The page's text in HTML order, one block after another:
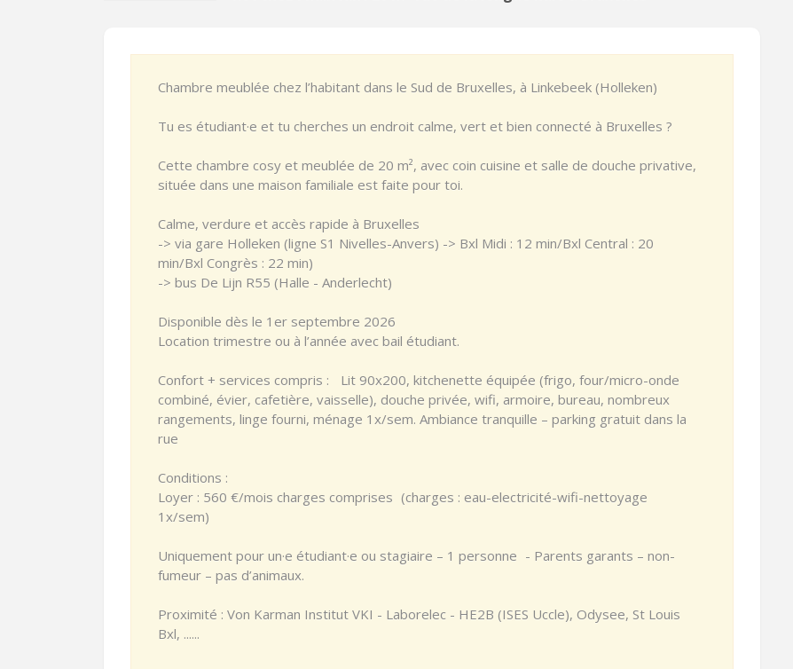
Chambre meublée chez l’habitant dans le Sud de Bruxelles, à Linkebeek (Holleken)
Tu es étudiant·e et tu cherches un endroit calme, vert et bien connecté à Bruxelles ?
Cette chambre cosy et meublée de 20 m², avec coin cuisine et salle de douche privative,
située dans une maison familiale est faite pour toi.
Calme, verdure et accès rapide à Bruxelles
-> via gare Holleken (ligne S1 Nivelles-Anvers) -> Bxl Midi : 12 min/Bxl Central : 20
min/Bxl Congrès : 22 min)
-> bus De Lijn R55 (Halle - Anderlecht)
Disponible dès le 1er septembre 2026
Location trimestre ou à l’année avec bail étudiant.
Confort + services compris : Lit 90x200, kitchenette équipée (frigo, four/micro-onde
combiné, évier, cafetière, vaisselle), douche privée, wifi, armoire, bureau, nombreux
rangements, linge fourni, ménage 1x/sem. Ambiance tranquille – parking gratuit dans la
rue
Conditions :
Loyer : 560 €/mois charges comprises (charges : eau-electricité-wifi-nettoyage
1x/sem)
Uniquement pour un·e étudiant·e ou stagiaire – 1 personne - Parents garants – non-
fumeur – pas d’animaux.
Proximité : Von Karman Institut VKI - Laborelec - HE2B (ISES Uccle), Odysee, St Louis
Bxl, ......